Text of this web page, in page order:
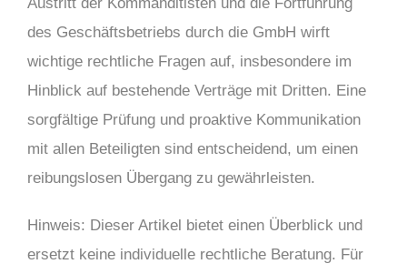
des Geschäftsbetriebs durch die GmbH wirft
wichtige rechtliche Fragen auf, insbesondere im
Hinblick auf bestehende Verträge mit Dritten. Eine
sorgfältige Prüfung und proaktive Kommunikation
mit allen Beteiligten sind entscheidend, um einen
reibungslosen Übergang zu gewährleisten.
Hinweis: Dieser Artikel bietet einen Überblick und
ersetzt keine individuelle rechtliche Beratung. Für